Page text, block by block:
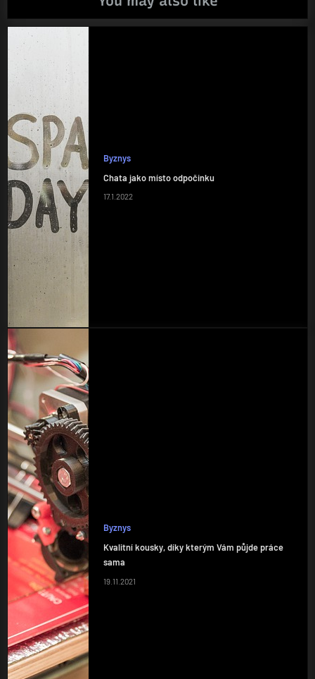
Byznys
Chata jako místo odpočinku
17.1.2022
Byznys
Kvalitní kousky, díky kterým Vám půjde práce
sama
19.11.2021